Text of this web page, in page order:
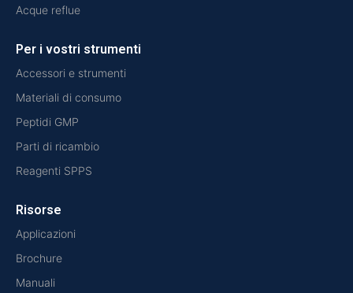
Acque reflue
Per i vostri strumenti
Accessori e strumenti
Materiali di consumo
Peptidi GMP
Parti di ricambio
Reagenti SPPS
Risorse
Applicazioni
Brochure
Manuali